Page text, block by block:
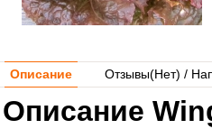
Описание Отзывы(Нет) /
Описание